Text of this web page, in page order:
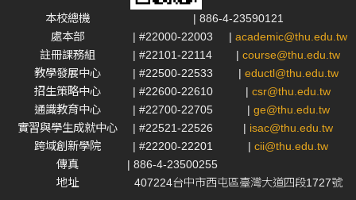
本校總機
| 886-4-23590121
處本部
| #22000-22003 | academic@thu.edu.tw
註冊課務組
| #22101-22114 | course@thu.edu.tw
教學發展中心
| #22500-22533 | eductl@thu.edu.tw
招生策略中心
| #22600-22610 | csr@thu.edu.tw
通識教育中心
| #22700-22705 | ge@thu.edu.tw
實習與學生成就中心
| #22521-22526 | isac@thu.edu.tw
跨域創新學院
| #22200-22201 | cii@thu.edu.tw
傳真
| 886-4-23500255
地址
407224台中市西屯區臺灣大道四段1727號